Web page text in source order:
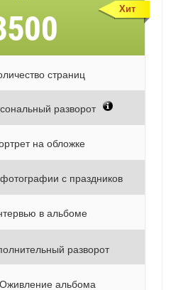
Хит
страниц
разворот
на обложке
с праздников
в альбоме
разворот
Оживление альбома